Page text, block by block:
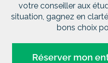
votre conseiller aux
situation, gagnez en
bons choix
Réserver mon